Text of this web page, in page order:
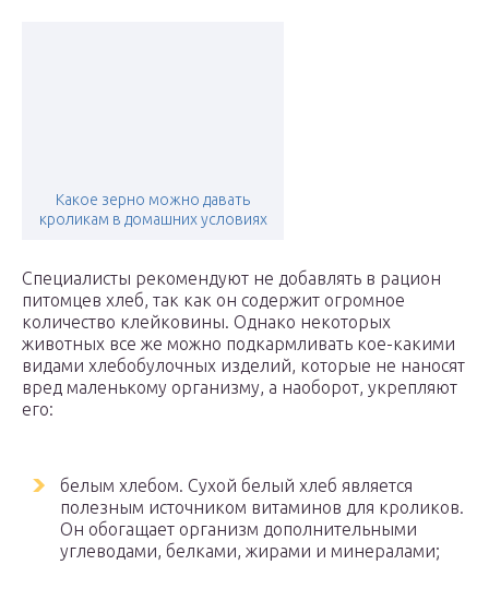
Какое зерно можно давать
кроликам в домашних условиях
Специалисты рекомендуют не добавлять в рацион
питомцев хлеб, так как он содержит огромное
количество клейковины. Однако некоторых
животных все же можно подкармливать кое-какими
видами хлебобулочных изделий, которые не наносят
вред маленькому организму, а наоборот, укрепляют
его:
белым хлебом. Сухой белый хлеб является
полезным источником витаминов для кроликов.
Он обогащает организм дополнительными
углеводами, белками, жирами и минералами;